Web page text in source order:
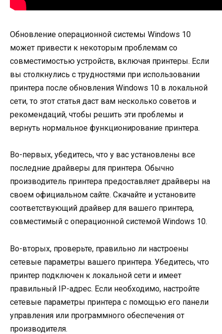
Обновление операционной системы Windows 10
может привести к некоторым проблемам со
совместимостью устройств, включая принтеры. Если
вы столкнулись с трудностями при использовании
принтера после обновления Windows 10 в локальной
сети, то этот статья даст вам несколько советов и
рекомендаций, чтобы решить эти проблемы и
вернуть нормальное функционирование принтера.
Во-первых, убедитесь, что у вас установлены все
последние драйверы для принтера. Обычно
производитель принтера предоставляет драйверы на
своем официальном сайте. Скачайте и установите
соответствующий драйвер для вашего принтера,
совместимый с операционной системой Windows 10.
Во-вторых, проверьте, правильно ли настроены
сетевые параметры вашего принтера. Убедитесь, что
принтер подключен к локальной сети и имеет
правильный IP-адрес. Если необходимо, настройте
сетевые параметры принтера с помощью его панели
управления или программного обеспечения от
производителя.